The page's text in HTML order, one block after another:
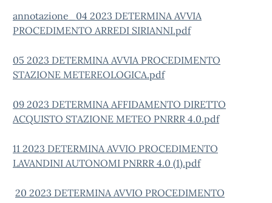
annotazione_04 2023 DETERMINA AVVIA
PROCEDIMENTO ARREDI SIRIANNI.pdf
05 2023 DETERMINA AVVIA PROCEDIMENTO
STAZIONE METEREOLOGICA.pdf
09 2023 DETERMINA AFFIDAMENTO DIRETTO
ACQUISTO STAZIONE METEO PNRRR 4.0.pdf
11 2023 DETERMINA AVVIO PROCEDIMENTO
LAVANDINI AUTONOMI PNRRR 4.0 (1).pdf
20 2023 DETERMINA AVVIO PROCEDIMENTO